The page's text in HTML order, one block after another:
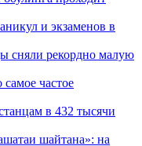
и экзаменов в
сняли рекордно малую
частое
в 432 тысячи
шайтана»: на